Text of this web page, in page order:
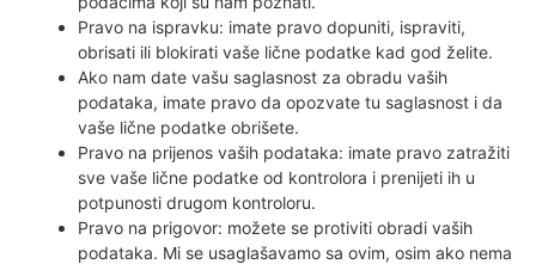
Pravo na ispravku: imate pravo dopuniti, ispraviti,
obrisati ili blokirati vaše lične podatke kad god želite.
Ako nam date vašu saglasnost za obradu vaših
podataka, imate pravo da opozvate tu saglasnost i da
vaše lične podatke obrišete.
Pravo na prijenos vaših podataka: imate pravo zatražiti
sve vaše lične podatke od kontrolora i prenijeti ih u
potpunosti drugom kontroloru.
Pravo na prigovor: možete se protiviti obradi vaših
podataka. Mi se usaglašavamo sa ovim, osim ako nema